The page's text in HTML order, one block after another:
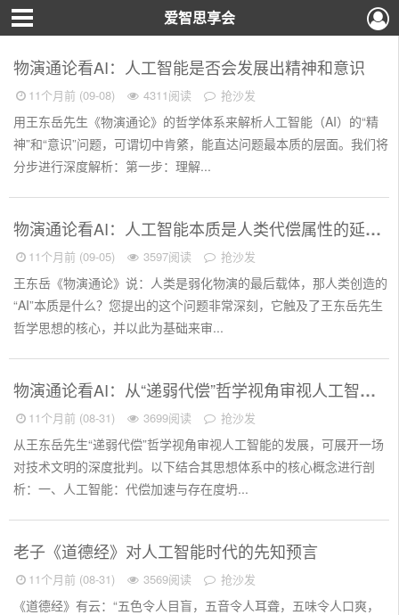
爱智思享会
物演通论看AI：人工智能是否会发展出精神和意识
11个月前 (09-08) 4311阅读 抢沙发
用王东岳先生《物演通论》的哲学体系来解析人工智能（AI）的“精
神”和“意识”问题，可谓切中肯綮，能直达问题最本质的层面。我们将
分步进行深度解析：第一步：理解...
物演通论看AI：人工智能本质是人类代偿属性的延伸
11个月前 (09-05) 3597阅读 抢沙发
王东岳《物演通论》说：人类是弱化物演的最后载体，那人类创造的
“AI”本质是什么？您提出的这个问题非常深刻，它触及了王东岳先生
哲学思想的核心，并以此为基础来审...
物演通论看AI：从“递弱代偿”哲学视角审视人工智能发展
11个月前 (08-31) 3699阅读 抢沙发
从王东岳先生“递弱代偿”哲学视角审视人工智能的发展，可展开一场
对技术文明的深度批判。以下结合其思想体系中的核心概念进行剖
析：一、人工智能：代偿加速与存在度坍...
老子《道德经》对人工智能时代的先知预言
11个月前 (08-31) 3569阅读 抢沙发
《道德经》有云：“五色令人目盲，五音令人耳聋，五味令人口爽，